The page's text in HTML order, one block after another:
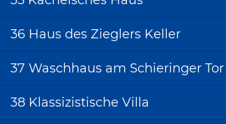
23 II Inschriftenstein
24 Hetzelhaus
26 Kelter
27 Burghof
36 Haus des Zieglers Keller
37 Waschhaus am Schieringer Tor
38 Klassizistische Villa